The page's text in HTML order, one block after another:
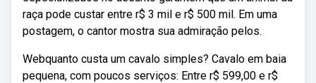
raça pode custar entre r$ 3 mil e r$ 500 mil. Em uma
postagem, o cantor mostra sua admiração pelos.
Webquanto custa um cavalo simples? Cavalo em baia
pequena, com poucos serviços: Entre r$ 599,00 e r$